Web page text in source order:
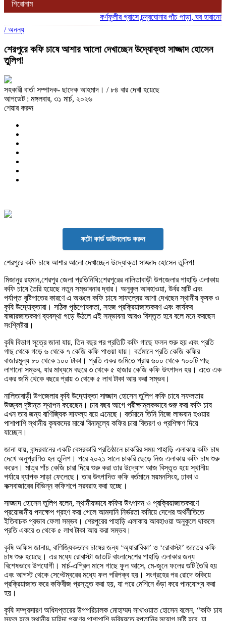
শিরোনাম
কর্ণফুলীর গ্রাসে চন্দ্রঘোনার পাঁচ পাড়া, ঘর হারানোর
/অনন্য
শেরপুরে কফি চাষে আশার আলো দেখাচ্ছেন উদ্যোক্তা সাজ্জাদ হোসেন
তুলিপ!
সহকারী বার্তা সম্পাদক- ছাদেক আহমাদ। / ৮৪ বার দেখা হয়েছে
আপডেট : মঙ্গলবার, ৩১ মার্চ, ২০২৬
শেয়ার করুন
ফটো কার্ড ডাউনলোড করুন
শেরপুরে কফি চাষে আশার আলো দেখাচ্ছেন উদ্যোক্তা সাজ্জাদ হোসেন তুলিপ!
মিজানুর রহমান,শেরপুর জেলা প্রতিনিধি:শেরপুরের নালিতাবাড়ী উপজেলার পাহাড়ি এলাকায়
কফি চাষে তৈরি হয়েছে নতুন সম্ভাবনার দ্বার। অনুকূল আবহাওয়া, উর্বর মাটি এবং
পর্যাপ্ত বৃষ্টিপাতের কারণে এ অঞ্চলে কফি চাষে সাফল্যের আশা দেখছেন স্থানীয় কৃষক ও
কৃষি উদ্যোক্তারা। সঠিক পৃষ্ঠপোষকতা, সহজ প্রক্রিয়াজাতকরণ এবং কার্যকর
বাজারজাতকরণ ব্যবস্থা গড়ে উঠলে এই সম্ভাবনা আরও বিস্তৃত হবে বলে মনে করছেন
সংশ্লিষ্টরা।
কৃষি বিভাগ সূত্রে জানা যায়, তিন বছর পর প্রতিটি কফি গাছে ফলন শুরু হয় এবং প্রতি
গাছ থেকে গড়ে ৬ থেকে ৭ কেজি কফি পাওয়া যায়। বর্তমানে প্রতি কেজি কফির
বাজারমূল্য ৮০ থেকে ১০০ টাকা। প্রতি একর জমিতে প্রায় ৬০০ থেকে ৭০০টি গাছ
লাগানো সম্ভব, যার মাধ্যমে বছরে ৩ থেকে ৫ হাজার কেজি কফি উৎপাদন হয়। এতে এক
একর জমি থেকে বছরে প্রায় ৩ থেকে ৫ লাখ টাকা আয় করা সম্ভব।
নালিতাবাড়ী উপজেলার কৃষি উদ্যোক্তা সাজ্জাদ হোসেন তুলিপ কফি চাষে সফলতার
উজ্জ্বল দৃষ্টান্ত স্থাপন করেছেন। চার বছর আগে পরীক্ষামূলকভাবে শুরু করা কফি চাষ
এখন তার জন্য বাণিজ্যিক সাফল্য বয়ে এনেছে। বর্তমানে তিনি নিজে লাভবান হওয়ার
পাশাপাশি স্থানীয় কৃষকদের মাঝে বিনামূল্যে কফির চারা বিতরণ ও প্রশিক্ষণ দিয়ে
যাচ্ছেন।
জানা যায়, বান্দরবানের একটি বেসরকারি প্রতিষ্ঠানে চাকরির সময় পাহাড়ি এলাকায় কফি চাষ
দেখে অনুপ্রাণিত হন তুলিপ। পরে ২০২১ সালে চাকরি ছেড়ে নিজ এলাকায় কফি চাষ শুরু
করেন। মাত্র পাঁচ কেজি চারা দিয়ে শুরু করা তার উদ্যোগ আজ বিস্তৃত হয়ে স্থানীয়
পর্যায়ে ব্যাপক সাড়া ফেলেছে। তার উৎপাদিত কফি বর্তমানে ময়মনসিংহ, ঢাকা ও
কক্সবাজারের বিভিন্ন কফিশপে সরবরাহ করা হচ্ছে।
সাজ্জাদ হোসেন তুলিপ বলেন, স্থানীয়ভাবে কফির উৎপাদন ও প্রক্রিয়াজাতকরণে
প্রয়োজনীয় পদক্ষেপ গ্রহণ করা গেলে আমদানি নির্ভরতা কমিয়ে দেশের অর্থনীতিতে
ইতিবাচক প্রভাব ফেলা সম্ভব। শেরপুরের পাহাড়ি এলাকায় আবহাওয়া অনুকূলে থাকলে
প্রতি একরে ৩ থেকে ৫ লাখ টাকা আয় করা সম্ভব।
কৃষি অফিস জানায়, বাণিজ্যিকভাবে চাষের জন্য ‘অ্যারাবিকা’ ও ‘রোবাস্টা’ জাতের কফি
চাষ শুরু হয়েছে। এর মধ্যে রোবাস্টা জাতটি বাংলাদেশের পাহাড়ি এলাকার জন্য
বিশেষভাবে উপযোগী। মার্চ-এপ্রিল মাসে গাছে ফুল আসে, মে-জুনে ফলের গুটি তৈরি হয়
এবং আগস্ট থেকে সেপ্টেম্বরের মধ্যে ফল পরিপক্ব হয়। সংগ্রহের পর রোদে শুকিয়ে
প্রক্রিয়াজাত করে কফিবীজ প্রস্তুত করা হয়, যা পরে মেশিনে গুঁড়া করে পানযোগ্য করা
হয়।
কৃষি সম্প্রসারণ অধিদপ্তরের উপপরিচালক মোহাম্মদ সাখাওয়াত হোসেন বলেন, “কফি চাষ